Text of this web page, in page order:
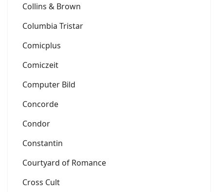
Collins & Brown
Columbia Tristar
Comicplus
Comiczeit
Computer Bild
Concorde
Condor
Constantin
Courtyard of Romance
Cross Cult